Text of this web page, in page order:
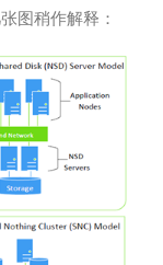
图稍作解释：